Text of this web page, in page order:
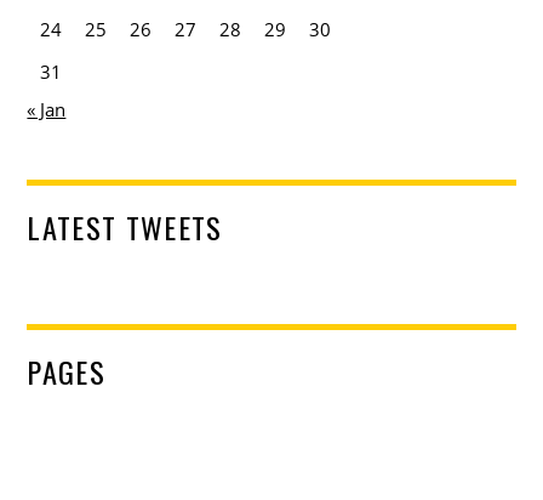
24
25 26 27 28 29
30
31
« Jan
LATEST TWEETS
PAGES